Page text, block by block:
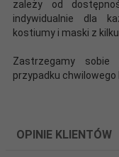
zależy od
indywidualnie dla
kostiumy i maski z
Zastrzegamy
przypadku
OPINIE KLIENTÓW